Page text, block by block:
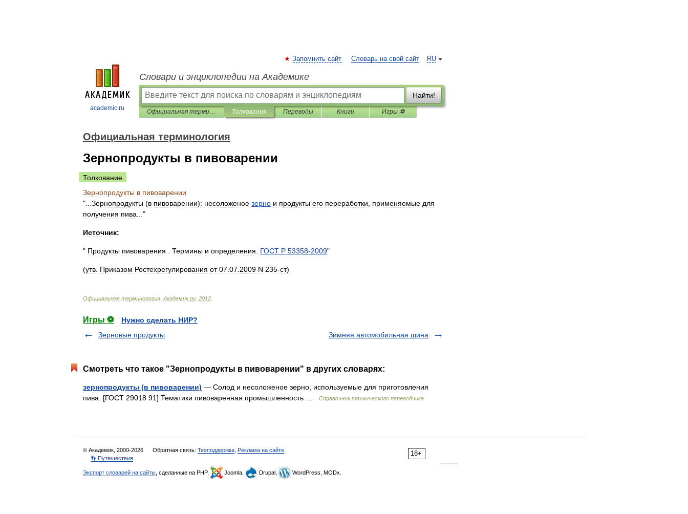
academic.ru
RU
Запомнить сайт Словарь на свой сайт
Словари и энциклопедии на Академике
Найти!
Официальная терминология Толкования Переводы Книги Игры ⚽
Официальная терминология
Зернопродукты в пивоварении
Толкование
Зернопродукты в пивоварении
"... Зернопродукты (в пивоварении): несоложеное зерно и продукты его переработки применяемые для
получения пива ..."
Источник:
" Продукты пивоварения Термины и определения ГОСТ Р 53358-2009"
(утв Приказом Ростехрегулирования от 07 07 2009 N 235-ст)
Официальная терминология Академик.ру. 2012
Игры ⚽
Нужно сделать НИР?
Зерновые продукты
Зимняя автомобильная шина
Смотреть что такое "Зернопродукты в пивоварении" в других словарях:
зернопродукты (в пивоварении) — Солод и несоложеное зерно, используемые для приготовления
пива. [ГОСТ 29018 91] Тематики пивоваренная промышленность …
Справочник технического переводчика
18+
© Академик, 2000-2026 Обратная связь: Техподдержка Реклама на сайте
👣 Путешествия
Экспорт словарей на сайты , сделанные на PHP, Joomla, Drupal, WordPress, MODx.